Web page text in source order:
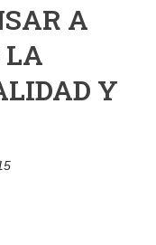
A
LA
Y